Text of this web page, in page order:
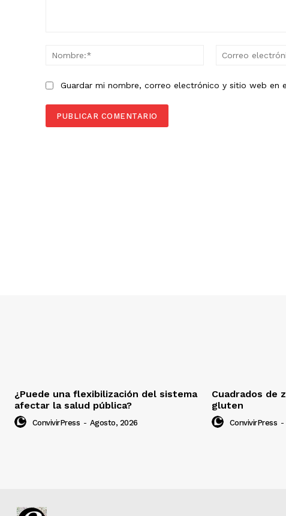
Nombre:*
Guardar mi nombre, correo electrónico y sitio web en
¿Puede una flexibilización del sistema
afectar la salud pública?
ConvivirPress - Agosto, 2026
Cuadrados de
gluten
ConvivirPress -